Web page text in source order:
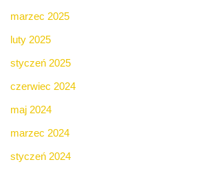
marzec 2025
luty 2025
styczeń 2025
czerwiec 2024
maj 2024
marzec 2024
styczeń 2024